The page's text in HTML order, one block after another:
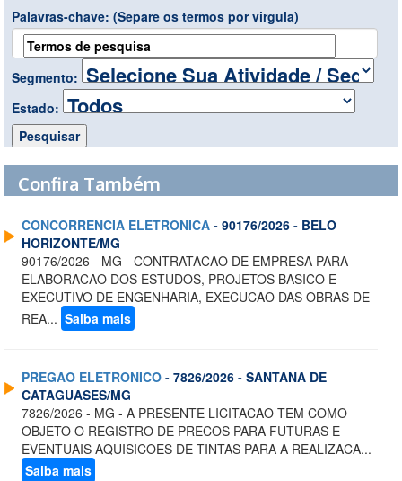
Palavras-chave: (Separe os termos por virgula)
Segmento:
Estado:
Confira Também
CONCORRENCIA ELETRONICA - 90176/2026 - BELO
HORIZONTE/MG
90176/2026 - MG - CONTRATACAO DE EMPRESA PARA
ELABORACAO DOS ESTUDOS, PROJETOS BASICO E
EXECUTIVO DE ENGENHARIA, EXECUCAO DAS OBRAS DE
REA... Saiba mais
PREGAO ELETRONICO - 7826/2026 - SANTANA DE
CATAGUASES/MG
7826/2026 - MG - A PRESENTE LICITACAO TEM COMO
OBJETO O REGISTRO DE PRECOS PARA FUTURAS E
EVENTUAIS AQUISICOES DE TINTAS PARA A REALIZACA...
Saiba mais